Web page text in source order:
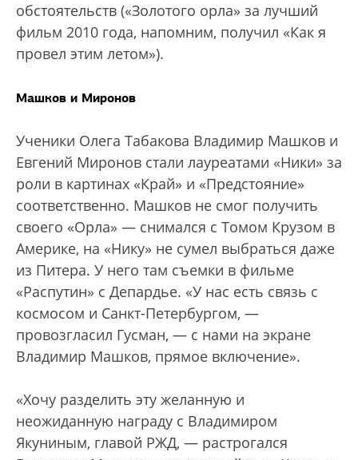
обстоятельств («Золотого орла» за лучший
фильм 2010 года, напомним, получил «Как я
провел этим летом»).
Машков и Миронов
Ученики Олега Табакова Владимир Машков и
Евгений Миронов стали лауреатами «Ники» за
роли в картинах «Край» и «Предстояние»
соответственно. Машков не смог получить
своего «Орла» — снимался с Томом Крузом в
Америке, на «Нику» не сумел выбраться даже
из Питера. У него там съемки в фильме
«Распутин» с Депардье. «У нас есть связь с
космосом и Санкт-Петербургом, —
провозгласил Гусман, — с нами на экране
Владимир Машков, прямое включение».
«Хочу разделить эту желанную и
неожиданную награду с Владимиром
Якуниным, главой РЖД, — растрогался